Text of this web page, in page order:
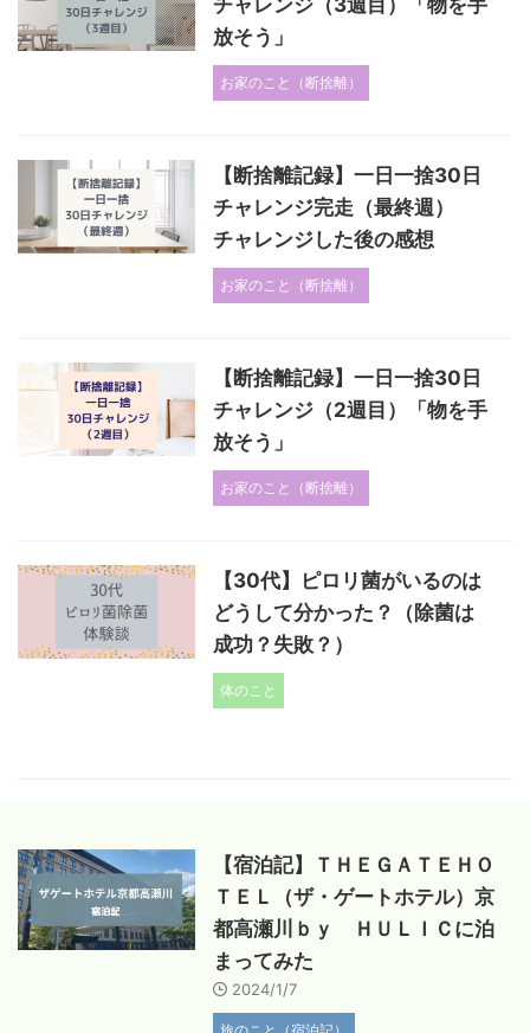
チャレンジ（3週目）「物を手
放そう」
お家のこと（断捨離）
【断捨離記録】一日一捨30日
チャレンジ完走（最終週）
チャレンジした後の感想
お家のこと（断捨離）
【断捨離記録】一日一捨30日
チャレンジ（2週目）「物を手
放そう」
お家のこと（断捨離）
【30代】ピロリ菌がいるのは
どうして分かった？（除菌は
成功？失敗？）
体のこと
【宿泊記】ＴＨＥＧＡＴＥＨＯ
ＴＥＬ（ザ・ゲートホテル）京
都高瀬川ｂｙ ＨＵＬＩＣに泊
まってみた
2024/1/7